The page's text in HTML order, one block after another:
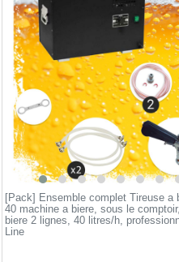
[Pack] Ensemble complet Tireuse a
40 machine a biere, sous le
biere 2 lignes, 40 litres/h,
Line